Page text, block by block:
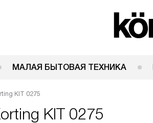
МАЛАЯ БЫТОВАЯ ТЕХНИКА
KIT 0275
KIT 0275